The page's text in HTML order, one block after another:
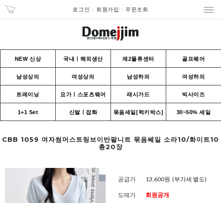
로그인 회원가입 주문조회
NEW 신상 국내ㅣ해외생산 제2물류센터 골프웨어
남성상의 여성상의 남성하의 여성하의
트레이닝 요가ㅣ스포츠웨어 래시가드 빅사이즈
1+1 Set 신발ㅣ잡화 묶음세일[럭키박스] 30~50% 세일
CBB 1059 여자썸머스트링브이반팔니트 묶음쎄일 소라10/화이트10
총20장
공급가 13,600원 (부가세 별도)
도매가 회원공개